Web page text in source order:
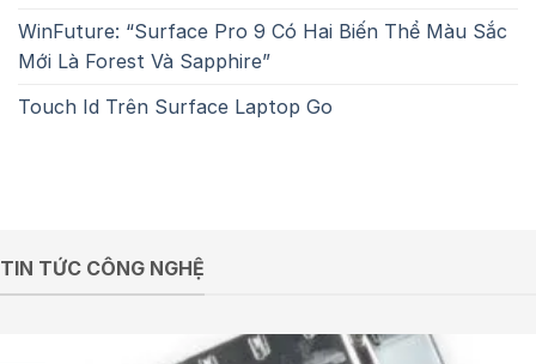
WinFuture: “Surface Pro 9 Có Hai Biến Thể Màu Sắc
Mới Là Forest Và Sapphire”
Touch Id Trên Surface Laptop Go
TIN TỨC CÔNG NGHỆ